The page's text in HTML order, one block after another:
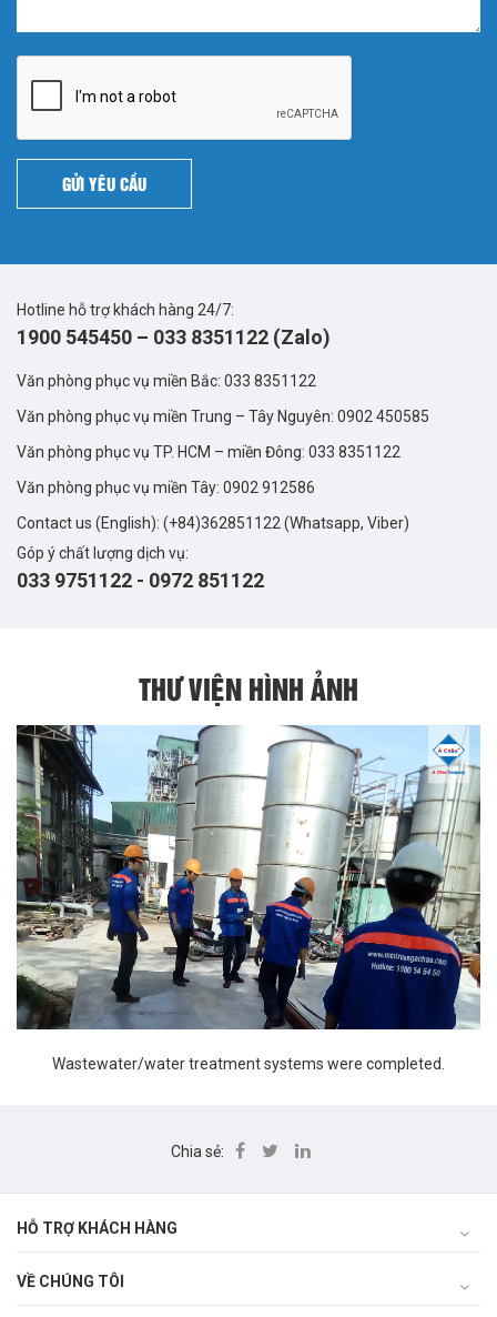
GỬI YÊU CẦU
Hotline hỗ trợ khách hàng 24/7:
1900 545450 – 033 8351122 (Zalo)
Văn phòng phục vụ miền Bắc: 033 8351122
Văn phòng phục vụ miền Trung – Tây Nguyên: 0902 450585
Văn phòng phục vụ TP. HCM – miền Đông: 033 8351122
Văn phòng phục vụ miền Tây: 0902 912586
Contact us (English): (+84)362851122 (Whatsapp, Viber)
Góp ý chất lượng dịch vụ:
033 9751122 - 0972 851122
THƯ VIỆN HÌNH ẢNH
Wastewater/water treatment systems were completed.
Chia sẻ:
HỖ TRỢ KHÁCH HÀNG
VỀ CHÚNG TÔI